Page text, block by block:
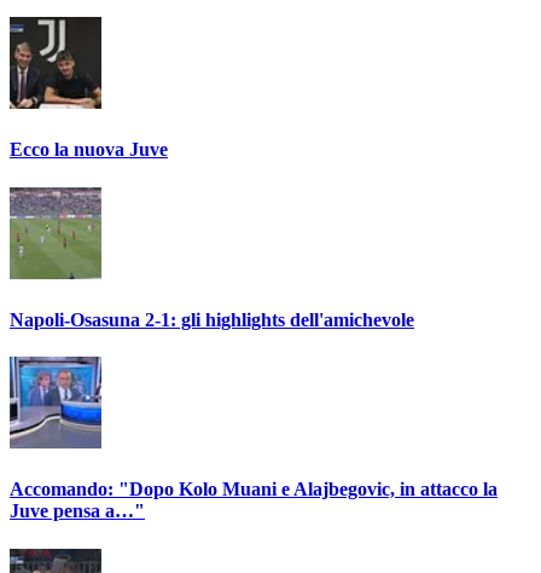
Ecco la nuova Juve
Napoli-Osasuna 2-1: gli highlights dell'amichevole
Accomando: "Dopo Kolo Muani e Alajbegovic, in attacco la
Juve pensa a…"